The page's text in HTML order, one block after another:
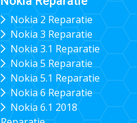
Nokia 2 Reparatie
Nokia 3 Reparatie
Nokia 3.1 Reparatie
Nokia 5 Reparatie
Nokia 5.1 Reparatie
Nokia 6 Reparatie
Nokia 6.1 2018